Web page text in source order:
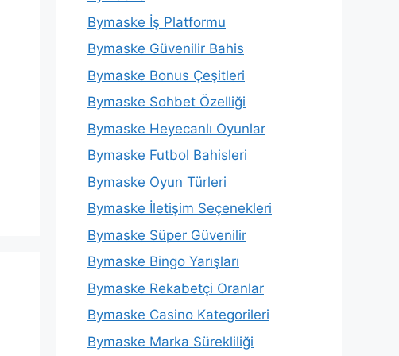
Bymaske İş Platformu
Bymaske Güvenilir Bahis
Bymaske Bonus Çeşitleri
Bymaske Sohbet Özelliği
Bymaske Heyecanlı Oyunlar
Bymaske Futbol Bahisleri
Bymaske Oyun Türleri
Bymaske İletişim Seçenekleri
Bymaske Süper Güvenilir
Bymaske Bingo Yarışları
Bymaske Rekabetçi Oranlar
Bymaske Casino Kategorileri
Bymaske Marka Sürekliliği